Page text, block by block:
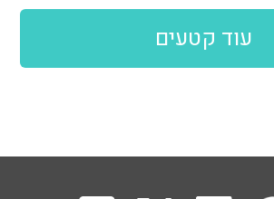
עוד קטעים